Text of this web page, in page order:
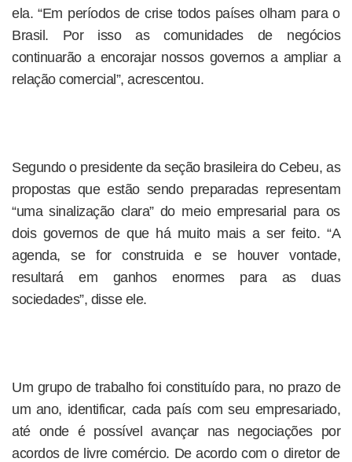
ela. “Em períodos de crise todos países olham para o
Brasil. Por isso as comunidades de negócios
continuarão a encorajar nossos governos a ampliar a
relação comercial”, acrescentou.
Segundo o presidente da seção brasileira do Cebeu, as
propostas que estão sendo preparadas representam
“uma sinalização clara” do meio empresarial para os
dois governos de que há muito mais a ser feito. “A
agenda, se for construida e se houver vontade,
resultará em ganhos enormes para as duas
sociedades”, disse ele.
Um grupo de trabalho foi constituído para, no prazo de
um ano, identificar, cada país com seu empresariado,
até onde é possível avançar nas negociações por
acordos de livre comércio. De acordo com o diretor de